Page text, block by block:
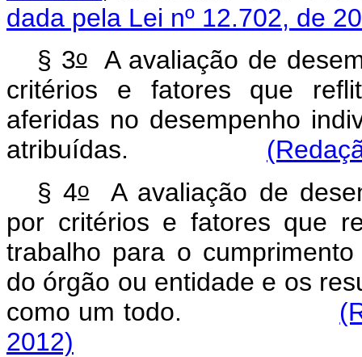
dada pela Lei nº 12.702, de
§ 3oA avaliação de
critérios e fatores que
aferidas no desempenho
atribuídas.
§ 4oA avaliação de
por critérios e fatores que
trabalho para o
do órgão ou entidade e os
como um todo.
2012)